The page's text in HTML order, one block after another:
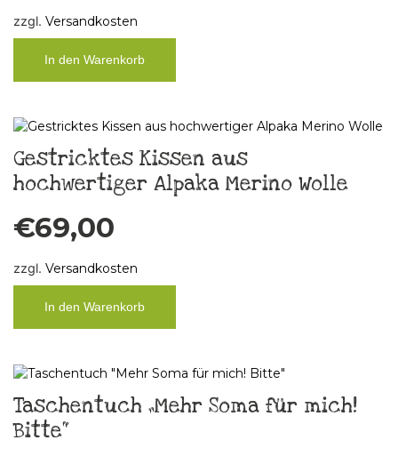
zzgl. Versandkosten
In den Warenkorb
Gestricktes Kissen aus
hochwertiger Alpaka Merino Wolle
€69,00
zzgl. Versandkosten
In den Warenkorb
Taschentuch „Mehr Soma für mich!
Bitte“